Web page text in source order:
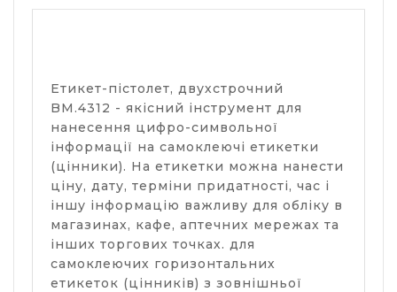
Етикет-пістолет, двухстрочний
BM.4312 - якісний інструмент для
нанесення цифро-символьної
інформації на самоклеючі етикетки
(цінники). На етикетки можна нанести
ціну, дату, терміни придатності, час і
іншу інформацію важливу для обліку в
магазинах, кафе, аптечних мережах та
інших торгових точках. для
самоклеючих горизонтальних
етикеток (цінників) з зовнішньої